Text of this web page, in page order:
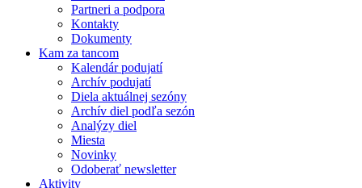
Partneri a podpora
Kontakty
Dokumenty
Kam za tancom
Kalendár podujatí
Archív podujatí
Diela aktuálnej sezóny
Archív diel podľa sezón
Analýzy diel
Miesta
Novinky
Odoberať newsletter
Aktivity